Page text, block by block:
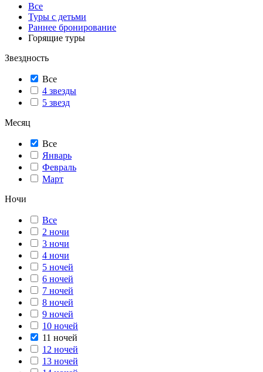
Все
Туры с детьми
Раннее бронирование
Горящие туры
Звездность
Все
4 звезды
5 звезд
Месяц
Все
Январь
Февраль
Март
Ночи
Все
2 ночи
3 ночи
4 ночи
5 ночей
6 ночей
7 ночей
8 ночей
9 ночей
10 ночей
11 ночей
12 ночей
13 ночей